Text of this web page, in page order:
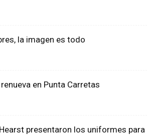
la imagen es todo
en Punta Carretas
presentaron los uniformes para